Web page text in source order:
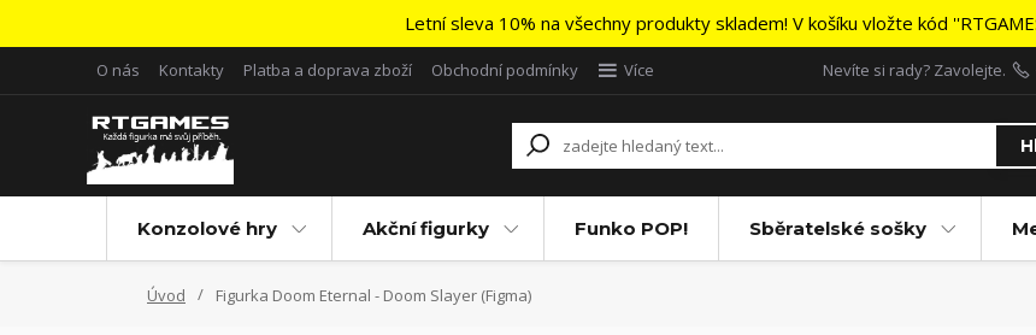
Letní sleva 10% na všechny produkty skladem! V košíku vložte kód
O nás Kontakty Platba a doprava zboží Obchodní podmínky Více Nevíte si rady? Zavolejte.
Konzolové hry Akční figurky Funko POP! Sběratelské sošky
Úvod Figurka Doom Eternal - Doom Slayer (Figma)